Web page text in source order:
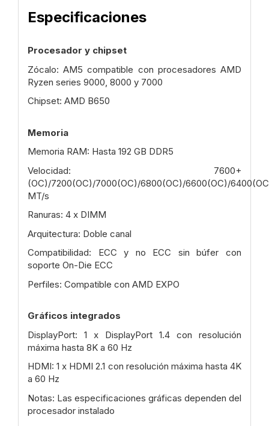
Especificaciones
Procesador y chipset
Zócalo: AM5 compatible con procesadores AMD
Ryzen series 9000, 8000 y 7000
Chipset: AMD B650
Memoria
Memoria RAM: Hasta 192 GB DDR5
Velocidad: 7600+
(OC)/7200(OC)/7000(OC)/6800(OC)/6600(OC)/
MT/s
Ranuras: 4 x DIMM
Arquitectura: Doble canal
Compatibilidad: ECC y no ECC sin búfer con
soporte On-Die ECC
Perfiles: Compatible con AMD EXPO
Gráficos integrados
DisplayPort: 1 x DisplayPort 1.4 con resolución
máxima hasta 8K a 60 Hz
HDMI: 1 x HDMI 2.1 con resolución máxima hasta 4K
a 60 Hz
Notas: Las especificaciones gráficas dependen del
procesador instalado